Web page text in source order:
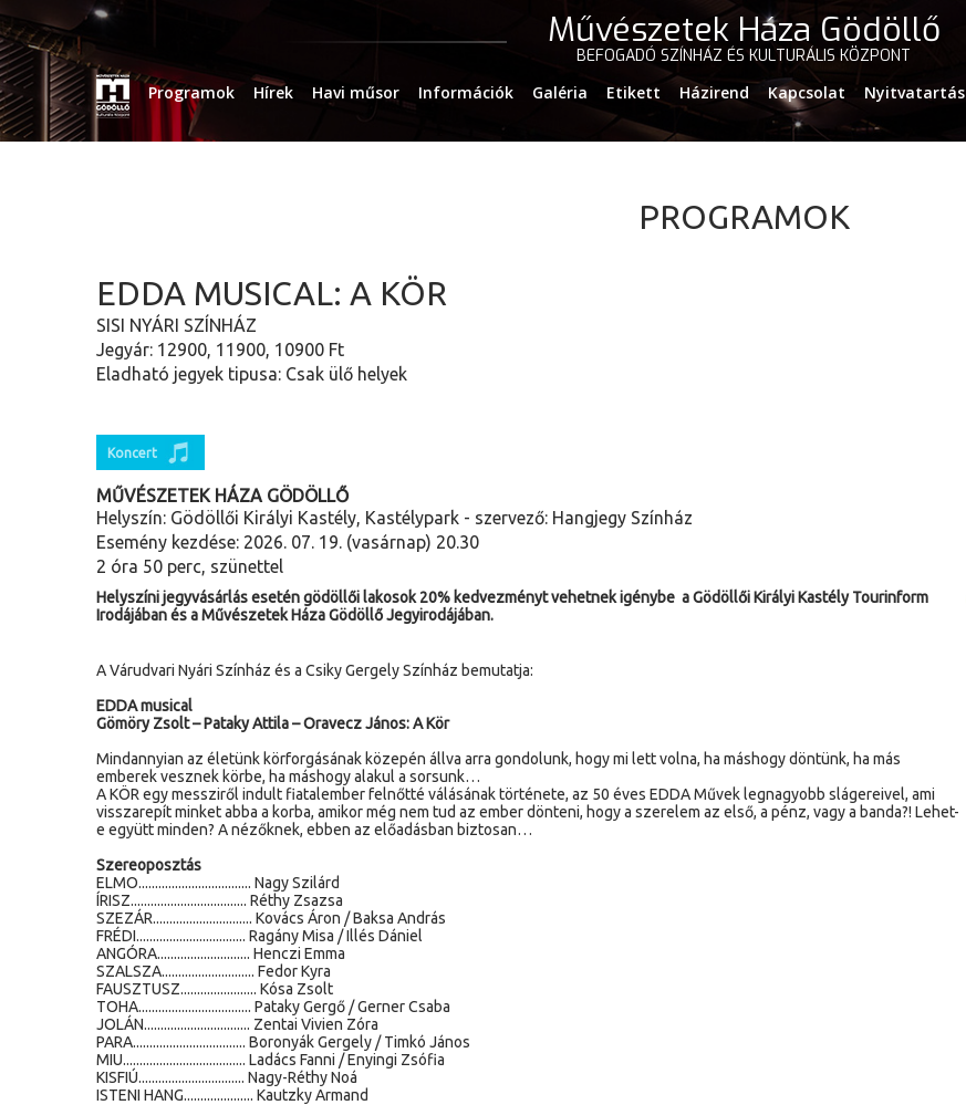
Művészetek Háza Gödöllő
BEFOGADÓ SZÍNHÁZ ÉS KULTURÁLIS KÖZPONT
Programok
Hírek Havi műsor Információk Galéria Etikett Házirend Kapcsolat Nyitvatartás
PROGRAMOK
EDDA MUSICAL: A KÖR
SISI NYÁRI SZÍNHÁZ
Jegyár: 12900, 11900, 10900 Ft
Eladható jegyek tipusa: Csak ülő helyek
Koncert
MŰVÉSZETEK HÁZA GÖDÖLLŐ
Helyszín: Gödöllői Királyi Kastély, Kastélypark - szervező: Hangjegy Színház
Esemény kezdése: 2026. 07. 19. (vasárnap) 20.30
2 óra 50 perc, szünettel
Helyszíni jegyvásárlás esetén gödöllői lakosok 20% kedvezményt vehetnek igénybe a Gödöllői Királyi Kastély Tourinform
Irodájában és a Művészetek Háza Gödöllő Jegyirodájában.
A Várudvari Nyári Színház és a Csiky Gergely Színház bemutatja:
EDDA musical
Gömöry Zsolt – Pataky Attila – Oravecz János: A Kör
Mindannyian az életünk körforgásának közepén állva arra gondolunk, hogy mi lett volna, ha máshogy döntünk, ha más
emberek vesznek körbe, ha máshogy alakul a sorsunk…
A KÖR egy messziről indult fiatalember felnőtté válásának története, az 50 éves EDDA Művek legnagyobb slágereivel, ami
visszarepít minket abba a korba, amikor még nem tud az ember dönteni, hogy a szerelem az első, a pénz, vagy a banda?! Lehet-
e együtt minden? A nézőknek, ebben az előadásban biztosan…
Szereoposztás
ELMO.................................. Nagy Szilárd
ÍRISZ................................... Réthy Zsazsa
SZEZÁR.............................. Kovács Áron / Baksa András
FRÉDI................................. Ragány Misa / Illés Dániel
ANGÓRA............................ Henczi Emma
SZALSZA............................ Fedor Kyra
FAUSZTUSZ....................... Kósa Zsolt
TOHA.................................. Pataky Gergő / Gerner Csaba
JOLÁN................................ Zentai Vivien Zóra
PARA.................................. Boronyák Gergely / Timkó János
MIU..................................... Ladács Fanni / Enyingi Zsófia
KISFIÚ................................ Nagy-Réthy Noá
ISTENI HANG..................... Kautzky Armand